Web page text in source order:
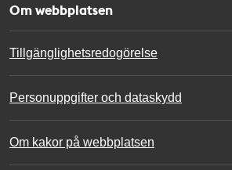
Om webbplatsen
Tillgänglighetsredogörelse
Personuppgifter och dataskydd
Om kakor på webbplatsen